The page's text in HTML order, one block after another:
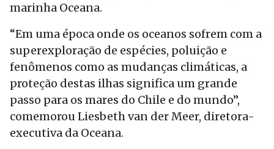
marinha Oceana.
“Em uma época onde os oceanos sofrem com a
superexploração de espécies, poluição e
fenômenos como as mudanças climáticas, a
proteção destas ilhas significa um grande
passo para os mares do Chile e do mundo”,
comemorou Liesbeth van der Meer, diretora-
executiva da Oceana.